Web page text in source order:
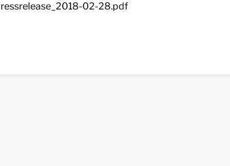
02-28.pdf